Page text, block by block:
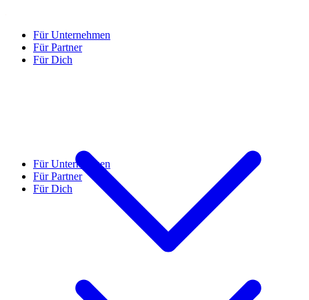
Für Unternehmen
Für Partner
Für Dich
Für Unternehmen
Für Partner
Für Dich